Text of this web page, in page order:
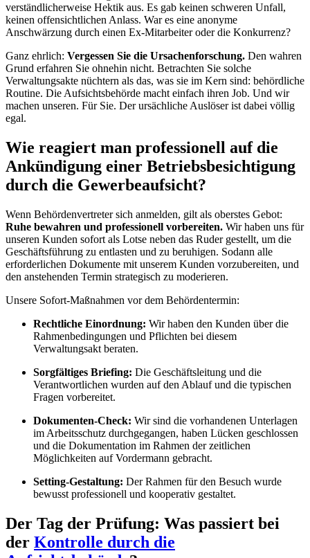
verständlicherweise Hektik aus. Es gab keinen schweren Unfall,
keinen offensichtlichen Anlass. War es eine anonyme
Anschwärzung durch einen Ex-Mitarbeiter oder die Konkurrenz?
Ganz ehrlich: Vergessen Sie die Ursachenforschung. Den wahren
Grund erfahren Sie ohnehin nicht. Betrachten Sie solche
Verwaltungsakte nüchtern als das, was sie im Kern sind: behördliche
Routine. Die Aufsichtsbehörde macht einfach ihren Job. Und wir
machen unseren. Für Sie. Der ursächliche Auslöser ist dabei völlig
egal.
Wie reagiert man professionell auf die
Ankündigung einer Betriebsbesichtigung
durch die Gewerbeaufsicht?
Wenn Behördenvertreter sich anmelden, gilt als oberstes Gebot:
Ruhe bewahren und professionell vorbereiten. Wir haben uns für
unseren Kunden sofort als Lotse neben das Ruder gestellt, um die
Geschäftsführung zu entlasten und zu beruhigen. Sodann alle
erforderlichen Dokumente mit unserem Kunden vorzubereiten, und
den anstehenden Termin strategisch zu moderieren.
Unsere Sofort-Maßnahmen vor dem Behördentermin:
Rechtliche Einordnung: Wir haben den Kunden über die
Rahmenbedingungen und Pflichten bei diesem
Verwaltungsakt beraten.
Sorgfältiges Briefing: Die Geschäftsleitung und die
Verantwortlichen wurden auf den Ablauf und die typischen
Fragen vorbereitet.
Dokumenten-Check: Wir sind die vorhandenen Unterlagen
im Arbeitsschutz durchgegangen, haben Lücken geschlossen
und die Dokumentation im Rahmen der zeitlichen
Möglichkeiten auf Vordermann gebracht.
Setting-Gestaltung: Der Rahmen für den Besuch wurde
bewusst professionell und kooperativ gestaltet.
Der Tag der Prüfung: Was passiert bei
der Kontrolle durch die